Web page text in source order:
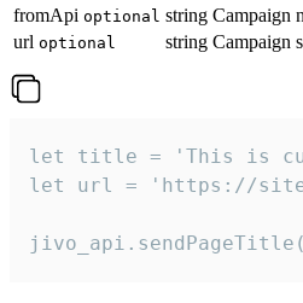
fromApi optional string Campaign
url optional string Campaign
let title = 'This is
let url = 'https://